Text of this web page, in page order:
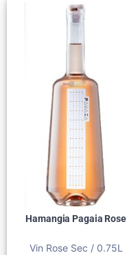
Hamangia Pagaia Rose
Vin Rose Sec / 0.75L